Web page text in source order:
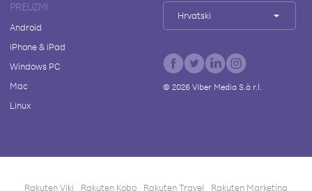
PREUZMI
Android
iPhone & iPad
Windows PC
Mac
Linux
Hrvatski
© 2026Viber Media S.à r.l.
Rakuten Viki Rakuten Kobo Rakuten Travel Rakuten Marketing